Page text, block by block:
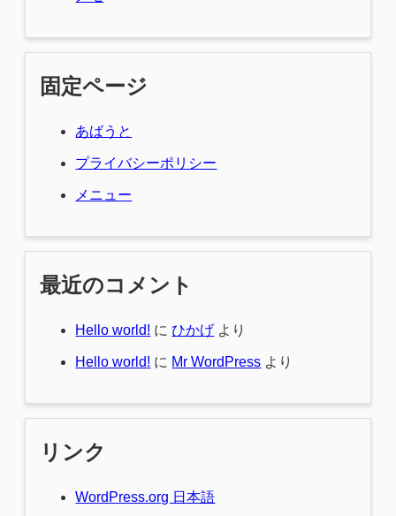
固定ページ
あばうと
プライバシーポリシー
メニュー
最近のコメント
Hello world! にひかげ より
Hello world! に Mr WordPress より
リンク
WordPress.org 日本語